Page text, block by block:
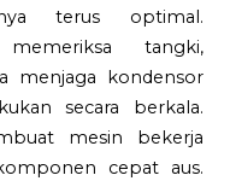
terus optimal.
tangki,
menjaga kondensor
secara berkala.
mesin bekerja
cepat aus.